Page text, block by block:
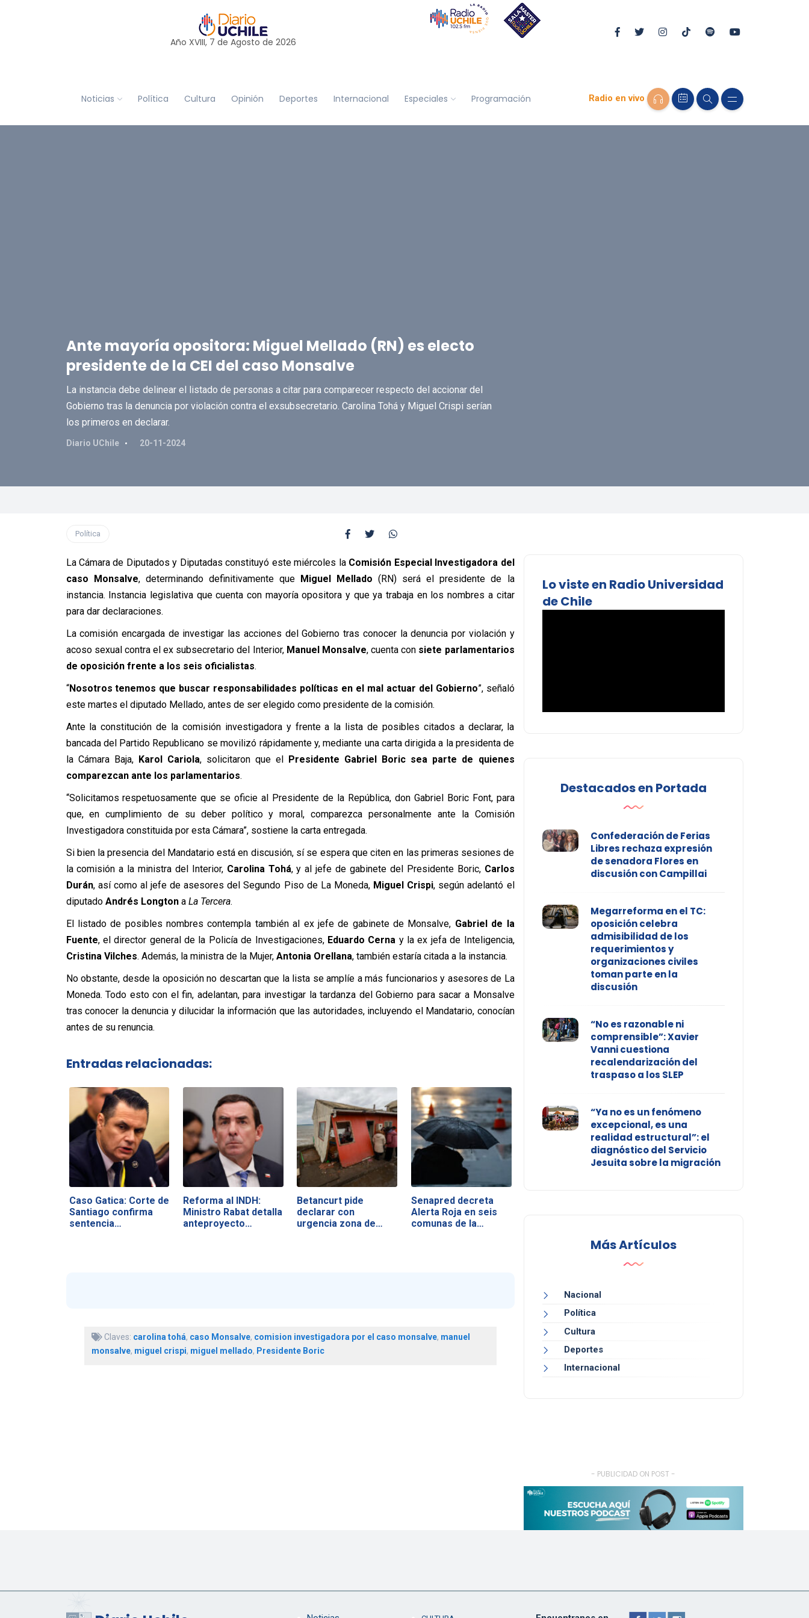
Año XVIII, 7 de Agosto de 2026
Noticias Política Cultura Opinión Deportes Internacional Especiales Programación Radio en vivo
Ante mayoría opositora: Miguel Mellado (RN) es electo
presidente de la CEI del caso Monsalve
La instancia debe delinear el listado de personas a citar para comparecer respecto del accionar del
Gobierno tras la denuncia por violación contra el exsubsecretario. Carolina Tohá y Miguel Crispi serían
los primeros en declarar.
Diario UChile 20-11-2024
Política
La Cámara de Diputados y Diputadas constituyó este miércoles la Comisión Especial Investigadora del
caso Monsalve, determinando definitivamente que Miguel Mellado (RN) será el presidente de la
instancia. Instancia legislativa que cuenta con mayoría opositora y que ya trabaja en los nombres a citar
para dar declaraciones.
La comisión encargada de investigar las acciones del Gobierno tras conocer la denuncia por violación y
acoso sexual contra el ex subsecretario del Interior, Manuel Monsalve, cuenta con siete parlamentarios
de oposición frente a los seis oficialistas.
“Nosotros tenemos que buscar responsabilidades políticas en el mal actuar del Gobierno”, señaló
este martes el diputado Mellado, antes de ser elegido como presidente de la comisión.
Ante la constitución de la comisión investigadora y frente a la lista de posibles citados a declarar, la
bancada del Partido Republicano se movilizó rápidamente y, mediante una carta dirigida a la presidenta de
la Cámara Baja, Karol Cariola, solicitaron que el Presidente Gabriel Boric sea parte de quienes
comparezcan ante los parlamentarios.
“Solicitamos respetuosamente que se oficie al Presidente de la República, don Gabriel Boric Font, para
que, en cumplimiento de su deber político y moral, comparezca personalmente ante la Comisión
Investigadora constituida por esta Cámara”, sostiene la carta entregada.
Si bien la presencia del Mandatario está en discusión, sí se espera que citen en las primeras sesiones de
la comisión a la ministra del Interior, Carolina Tohá, y al jefe de gabinete del Presidente Boric, Carlos
Durán, así como al jefe de asesores del Segundo Piso de La Moneda, Miguel Crispi, según adelantó el
diputadoAndrés Longtona La Tercera.
El listado de posibles nombres contempla también al ex jefe de gabinete de Monsalve, Gabriel de la
Fuente, el director general de la Policía de Investigaciones, Eduardo Cerna y la ex jefa de Inteligencia,
Cristina Vilches. Además, la ministra de la Mujer,Antonia Orellana, también estaría citada a la instancia.
No obstante, desde la oposición no descartan que la lista se amplíe a más funcionarios y asesores de La
Moneda. Todo esto con el fin, adelantan, para investigar la tardanza del Gobierno para sacar a Monsalve
tras conocer la denuncia y dilucidar la información que las autoridades, incluyendo el Mandatario, conocían
antes de su renuncia.
Entradas relacionadas:
Caso Gatica: Corte de
Santiago confirma
sentencia…
Reforma al INDH:
Ministro Rabat detalla
anteproyecto…
Betancurt pide
declarar con
urgencia zona de…
Senapred decreta
Alerta Roja en seis
comunas de la…
Claves: carolina tohá, caso Monsalve, comision investigadora por el caso monsalve, manuel
monsalve, miguel crispi, miguel mellado, Presidente Boric
Lo viste en Radio Universidad
de Chile
Destacados en Portada
Confederación de Ferias
Libres rechaza expresión
de senadora Flores en
discusión con Campillai
Megarreforma en el TC:
oposición celebra
admisibilidad de los
requerimientos y
organizaciones civiles
toman parte en la
discusión
“No es razonable ni
comprensible”: Xavier
Vanni cuestiona
recalendarización del
traspaso a los SLEP
“Ya no es un fenómeno
excepcional, es una
realidad estructural”: el
diagnóstico del Servicio
Jesuita sobre la migración
Más Artículos
Nacional
Política
Cultura
Deportes
Internacional
- PUBLICIDAD ON POST -